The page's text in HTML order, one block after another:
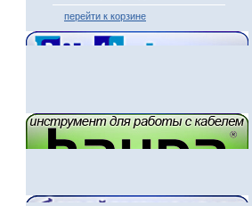
перейти к корзине